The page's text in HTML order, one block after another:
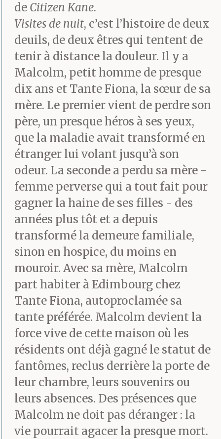
de Citizen Kane.
Visites de nuit, c’est l’histoire de deux
deuils, de deux êtres qui tentent de
tenir à distance la douleur. Il y a
Malcolm, petit homme de presque
dix ans et Tante Fiona, la sœur de sa
mère. Le premier vient de perdre son
père, un presque héros à ses yeux,
que la maladie avait transformé en
étranger lui volant jusqu’à son
odeur. La seconde a perdu sa mère -
femme perverse qui a tout fait pour
gagner la haine de ses filles - des
années plus tôt et a depuis
transformé la demeure familiale,
sinon en hospice, du moins en
mouroir. Avec sa mère, Malcolm
part habiter à Edimbourg chez
Tante Fiona, autoproclamée sa
tante préférée. Malcolm devient la
force vive de cette maison où les
résidents ont déjà gagné le statut de
fantômes, reclus derrière la porte de
leur chambre, leurs souvenirs ou
leurs absences. Des présences que
Malcolm ne doit pas déranger : la
vie pourrait agacer la presque mort.